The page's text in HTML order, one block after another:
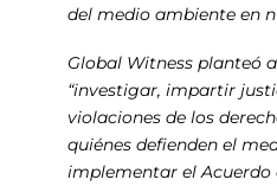
del medio ambiente en
Global Witness planteó
“investigar, impartir
violaciones de los
quiénes defienden el
implementar el Acuerdo